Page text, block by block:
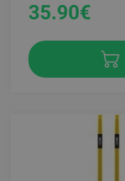
35.90€